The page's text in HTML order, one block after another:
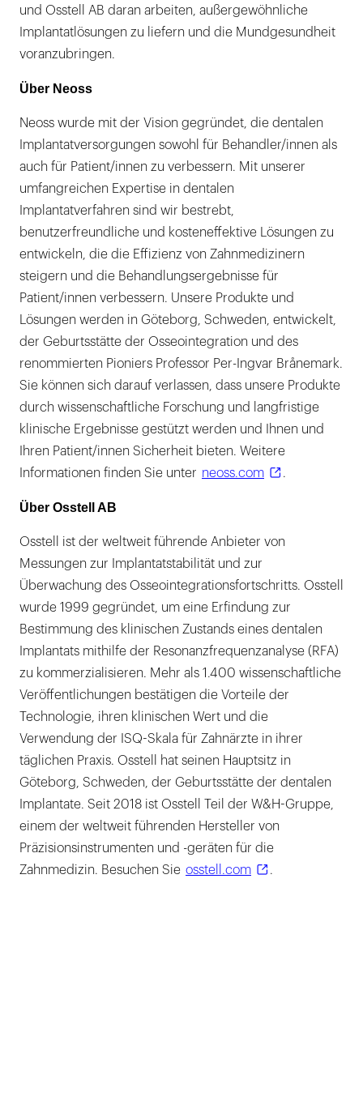
und Osstell AB daran arbeiten, außergewöhnliche
Implantatlösungen zu liefern und die Mundgesundheit
voranzubringen.
Über Neoss
Neoss wurde mit der Vision gegründet, die dentalen
Implantatversorgungen sowohl für Behandler/innen als
auch für Patient/innen zu verbessern. Mit unserer
umfangreichen Expertise in dentalen
Implantatverfahren sind wir bestrebt,
benutzerfreundliche und kosteneffektive Lösungen zu
entwickeln, die die Effizienz von Zahnmedizinern
steigern und die Behandlungsergebnisse für
Patient/innen verbessern. Unsere Produkte und
Lösungen werden in Göteborg, Schweden, entwickelt,
der Geburtsstätte der Osseointegration und des
renommierten Pioniers Professor Per-Ingvar Brånemark.
Sie können sich darauf verlassen, dass unsere Produkte
durch wissenschaftliche Forschung und langfristige
klinische Ergebnisse gestützt werden und Ihnen und
Ihren Patient/innen Sicherheit bieten. Weitere
Informationen finden Sie unter neoss.com .
Über Osstell AB
Osstell ist der weltweit führende Anbieter von
Messungen zur Implantatstabilität und zur
Überwachung des Osseointegrationsfortschritts. Osstell
wurde 1999 gegründet, um eine Erfindung zur
Bestimmung des klinischen Zustands eines dentalen
Implantats mithilfe der Resonanzfrequenzanalyse (RFA)
zu kommerzialisieren. Mehr als 1.400 wissenschaftliche
Veröffentlichungen bestätigen die Vorteile der
Technologie, ihren klinischen Wert und die
Verwendung der ISQ-Skala für Zahnärzte in ihrer
täglichen Praxis. Osstell hat seinen Hauptsitz in
Göteborg, Schweden, der Geburtsstätte der dentalen
Implantate. Seit 2018 ist Osstell Teil der W&H-Gruppe,
einem der weltweit führenden Hersteller von
Präzisionsinstrumenten und -geräten für die
Zahnmedizin. Besuchen Sie osstell.com .